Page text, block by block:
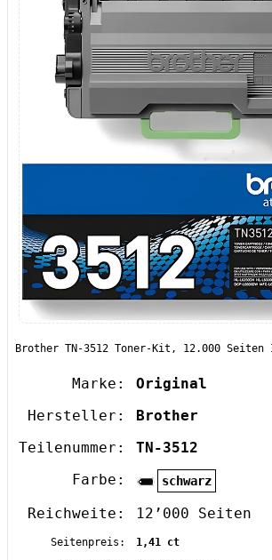
Brother TN-3512 Toner-Kit, 12.000 Seiten
Marke:
Original
Hersteller:
Brother
Teilenummer:
TN-3512
Farbe:
schwarz
Reichweite: 12’000 Seiten
Seitenpreis:
1,41 ct